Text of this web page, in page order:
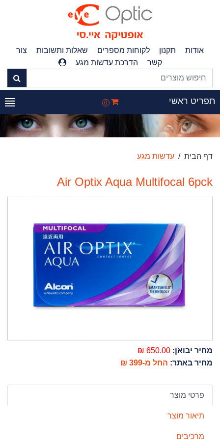
אודות תקנון לקוחות מספרים שאלות ותשובות
צור
קשר
הדרכת עדשות מגע
תפריט ראשי 0
דף הבית עדשות מגע
Air Optix Aqua Multifocal 6pck
מחיר יבואן: 650.00 ₪
מחיר באתר: החל מ-399 ₪
פרטי מוצר
תיאור מוצר
מרכיבים